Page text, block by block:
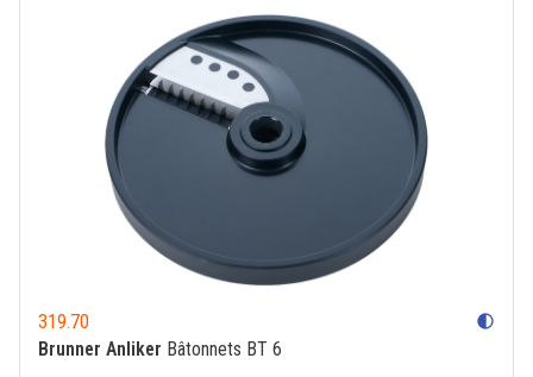
319.70 contrast
Brunner Anliker Bâtonnets BT 6